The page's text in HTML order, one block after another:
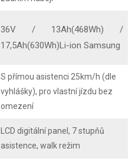
36V / 13Ah(468Wh) /
17,5Ah(630Wh)Li-ion Samsung
S přímou asistenci 25km/h (dle
vyhlášky), pro vlastní jízdu bez
omezení
LCD digitální panel, 7 stupňů
asistence, walk režim